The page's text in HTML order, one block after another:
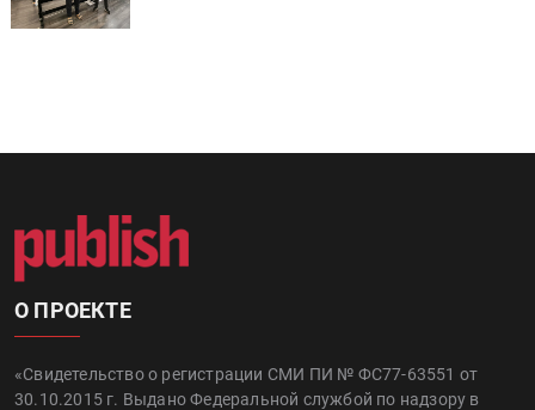
О ПРОЕКТЕ
«Свидетельство о регистрации СМИ ПИ № ФС77-63551 от
30.10.2015 г. Выдано Федеральной службой по надзору в